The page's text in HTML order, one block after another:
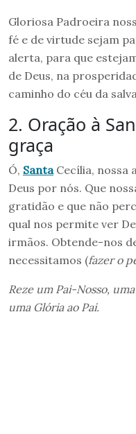
Gloriosa Padroeira
fé e de virtude sejam
alerta, para que
de Deus, na
caminho do céu da
2. Oração à
graça
Ó, SantaCecília, nossa
Deus por nós. Que
gratidão e que não
qual nos permite ver
irmãos. Obtende-nos
necessitamos (fazer o
Reze um Pai-Nosso,
uma Glória ao Pai.